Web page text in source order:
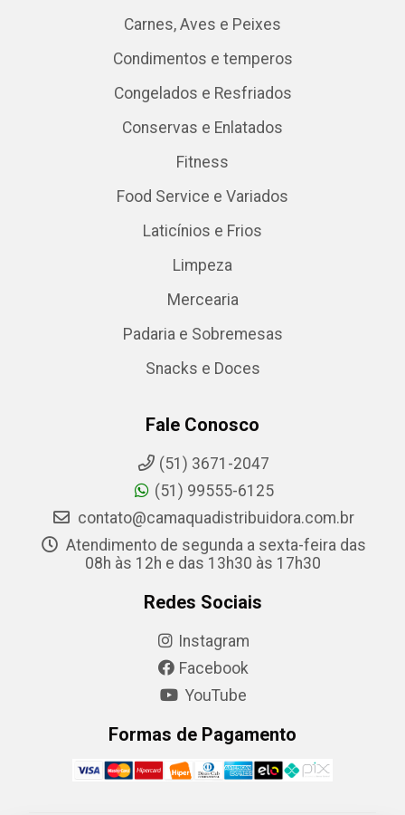
Carnes, Aves e Peixes
Condimentos e temperos
Congelados e Resfriados
Conservas e Enlatados
Fitness
Food Service e Variados
Laticínios e Frios
Limpeza
Mercearia
Padaria e Sobremesas
Snacks e Doces
Fale Conosco
(51) 3671-2047
(51) 99555-6125
contato@camaquadistribuidora.com.br
Atendimento de segunda a sexta-feira das
08h às 12h e das 13h30 às 17h30
Redes Sociais
Instagram
Facebook
YouTube
Formas de Pagamento